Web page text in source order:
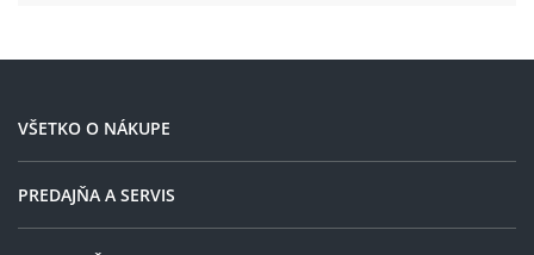
VŠETKO O NÁKUPE
PREDAJŇA A SERVIS